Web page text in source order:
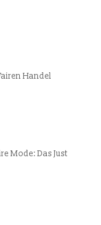
Handel
Mode: Das Just